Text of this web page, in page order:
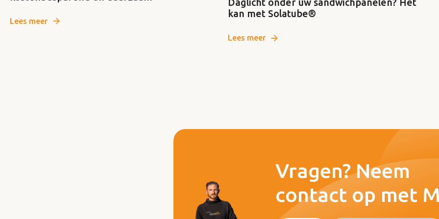
Lees meer
Daglicht onder uw sandwichpanelen? Het
kan met Solatube®
Lees meer
Vragen? Neem
contact op met